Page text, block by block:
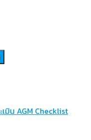
เมิน AGM Checklist